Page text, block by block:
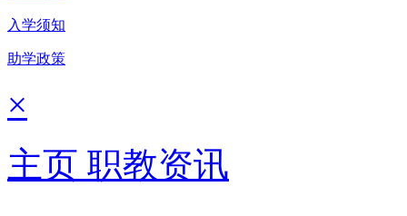
入学须知
助学政策
×
主页 职教资讯